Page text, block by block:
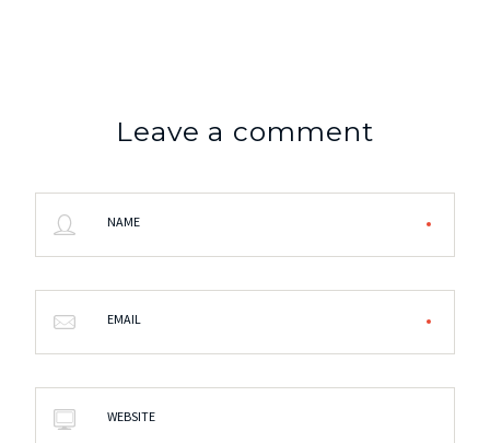
Leave a comment
NAME
EMAIL
WEBSITE